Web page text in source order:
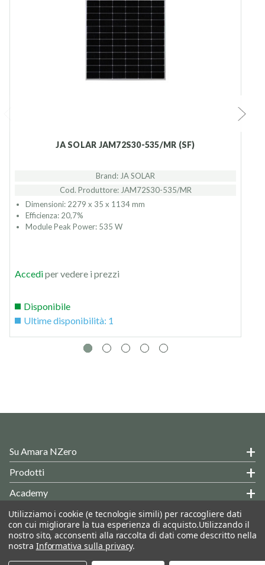
JA SOLAR JAM72S30-535/MR (SF)
Brand: JA SOLAR
Cod. Produttore: JAM72S30-535/MR
Dimensioni: 2279 x 35 x 1134 mm
Efficienza: 20,7%
Module Peak Power: 535 W
Accediper vedere i prezzi
Disponibile
Ultime disponibilità: 1
Su Amara NZero
Prodotti
Academy
Hai Delle Domande?
Informazioni Generali
Utilizziamo i cookie (e tecnologie simili) per raccogliere dati
con cui migliorare la tua esperienza di acquisto.Utilizzando il
nostro sito, acconsenti alla raccolta di dati come descritto nella
nostra Informativa sulla privacy.